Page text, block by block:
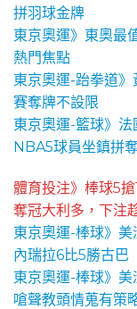
拼羽球金牌
東京奧運》東奧最
熱門焦點
東京奧運-跆拳道
賽奪牌不設限
東京奧運-籃球》
NBA5球員坐鎮拼
體育投注》棒球5
奪冠大利多，下注
東京奧運-棒球》
內瑞拉6比5勝古巴
東京奧運-棒球》
嗆聲教頭情蒐有策